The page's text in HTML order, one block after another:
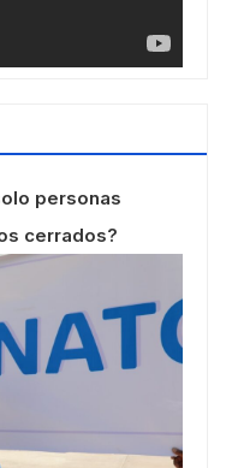
personas
cerrados?